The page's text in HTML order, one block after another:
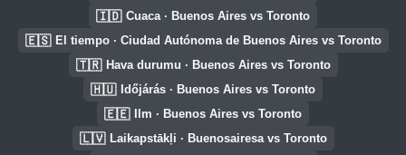
🇮🇩 Cuaca · Buenos Aires vs Toronto
🇪🇸 El tiempo · Ciudad Autónoma de Buenos Aires vs Toronto
🇹🇷 Hava durumu · Buenos Aires vs Toronto
🇭🇺 Időjárás · Buenos Aires vs Toronto
🇪🇪 Ilm · Buenos Aires vs Toronto
🇱🇻 Laikapstākļi · Buenosairesa vs Toronto